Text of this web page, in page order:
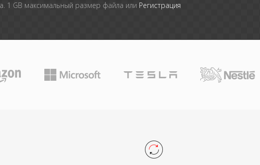
1 GB максимальный размер файла или Регистрация